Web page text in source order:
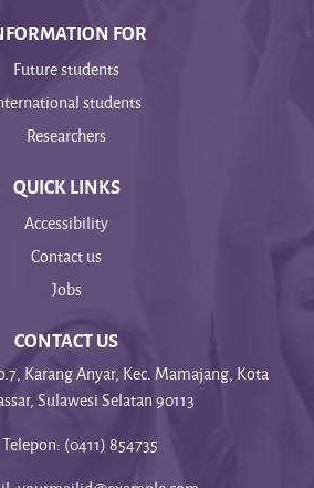
FOR
Future students
students
Researchers
QUICK LINKS
Accessibility
Contact us
Jobs
CONTACT US
Karang Anyar, Kec. Mamajang, Kota
Sulawesi Selatan 90113
Telepon: (0411) 854735